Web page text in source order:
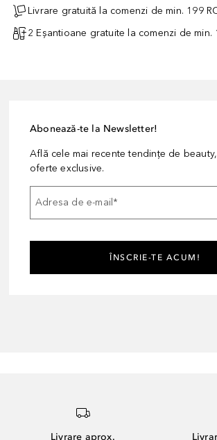
Livrare gratuită la comenzi de min. 199
2 Eșantioane gratuite la comenzi de min.
Abonează-te la Newsletter!
Află cele mai recente tendințe de
oferte exclusive.
Adresa de e-mail*
ÎNSCRIE-TE ACUM!
Livrare aprox.